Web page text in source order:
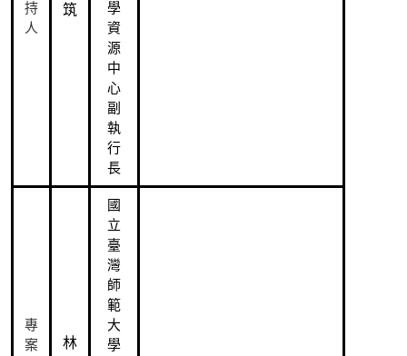
持
人
筑
學
資
源
中
心
副
執
行
長
專
案
林
國
立
臺
灣
師
範
大
學